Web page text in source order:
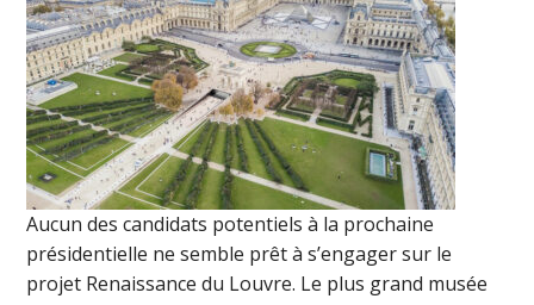
Aucun des candidats potentiels à la prochaine
présidentielle ne semble prêt à s’engager sur le
projet Renaissance du Louvre. Le plus grand musée